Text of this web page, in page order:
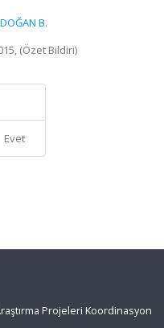
DOĞAN B.
(Özet Bildiri)
Evet
Projeleri Koordinasyon